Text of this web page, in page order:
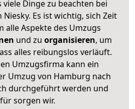
viele Dinge zu beachten bei
Es ist wichtig, sich Zeit
alle Aspekte des Umzugs
und zu organisieren, um
alles reibungslos verläuft.
Umzugsfirma kann ein
Umzug von Hamburg nach
durchgeführt werden und
sorgen wir.